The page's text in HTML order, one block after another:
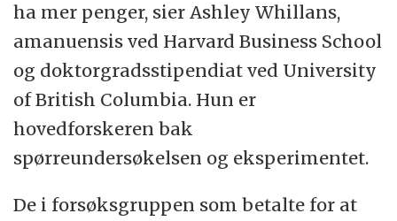
ha mer penger, sier Ashley Whillans,
amanuensis ved Harvard Business School
og doktorgradsstipendiat ved University
of British Columbia. Hun er
hovedforskeren bak
spørreundersøkelsen og eksperimentet.
De i forsøksgruppen som betalte for at